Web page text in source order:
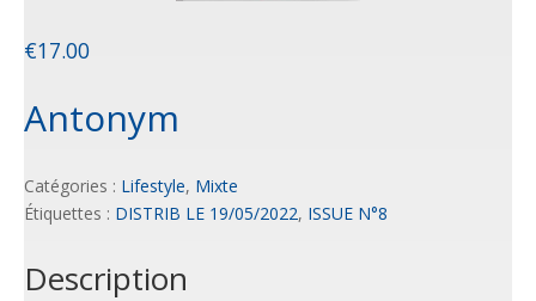
€17.00
Antonym
Catégories : Lifestyle, Mixte
Étiquettes : DISTRIB LE 19/05/2022, ISSUE N°8
Description